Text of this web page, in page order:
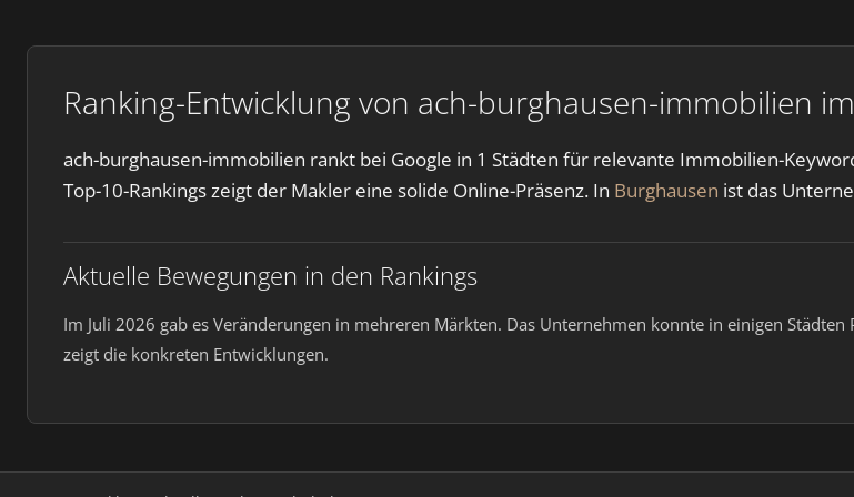
Ranking-Entwicklung von ach-burghausen-immobilien
ach-burghausen-immobilien rankt bei Google in 1 Städten für relevante Immobilien-
Top-10-Rankings zeigt der Makler eine solide Online-Präsenz. In Burghausen ist das
Aktuelle Bewegungen in den Rankings
Im Juli 2026 gab es Veränderungen in mehreren Märkten. Das Unternehmen konnte in einigen
zeigt die konkreten Entwicklungen.